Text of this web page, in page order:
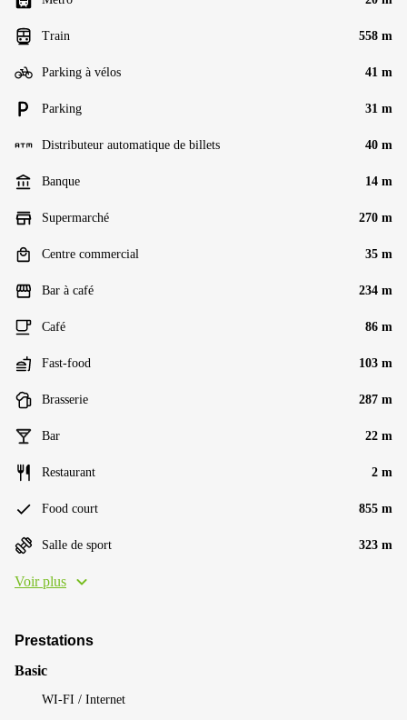
Train 558 m
Parking à vélos 41 m
Parking 31 m
Distributeur automatique de billets 40 m
Banque 14 m
Supermarché 270 m
Centre commercial 35 m
Bar à café 234 m
Café 86 m
Fast-food 103 m
Brasserie 287 m
Bar 22 m
Restaurant 2 m
Food court 855 m
Salle de sport 323 m
Voir plus
Prestations
Basic
WI-FI / Internet